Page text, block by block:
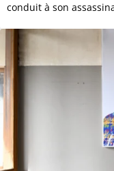
conduit à son